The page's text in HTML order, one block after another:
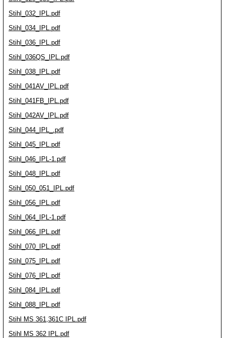
Stihl_032_IPL.pdf
Stihl_034_IPL.pdf
Stihl_036_IPL.pdf
Stihl_036QS_IPL.pdf
Stihl_038_IPL.pdf
Stihl_041AV_IPL.pdf
Stihl_041FB_IPL.pdf
Stihl_042AV_IPL.pdf
Stihl_044_IPL_.pdf
Stihl_045_IPL.pdf
Stihl_046_IPL-1.pdf
Stihl_048_IPL.pdf
Stihl_050_051_IPL.pdf
Stihl_056_IPL.pdf
Stihl_064_IPL-1.pdf
Stihl_066_IPL.pdf
Stihl_070_IPL.pdf
Stihl_075_IPL.pdf
Stihl_076_IPL.pdf
Stihl_084_IPL.pdf
Stihl_088_IPL.pdf
Stihl MS 361,361C IPL.pdf
Stihl MS 362 IPL.pdf